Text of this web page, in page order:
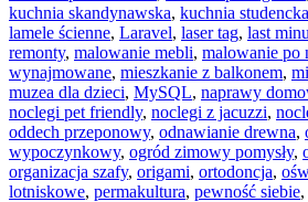
kuchnia skandynawska, kuchnia studencka
lamele ścienne, Laravel, laser tag, last
remonty, malowanie mebli, malowanie po
wynajmowane, mieszkanie z balkonem,
muzea dla dzieci, MySQL, naprawy
noclegi pet friendly, noclegi z jacuzzi,
oddech przeponowy, odnawianie drewna,
wypoczynkowy, ogród zimowy pomysły,
organizacja szafy, origami, ortodoncja,
lotniskowe, permakultura, pewność siebie,